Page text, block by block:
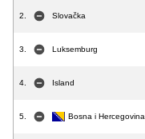
2. Slovačka
3. Luksemburg
4. Island
5. Bosna i Hercegovina